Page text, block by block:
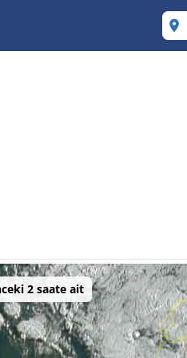
2 saate ait